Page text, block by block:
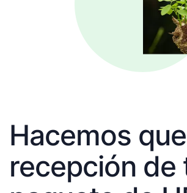
Hacemos
recepción de